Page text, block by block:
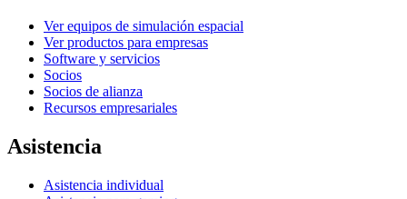
Ver equipos de simulación espacial
Ver productos para empresas
Software y servicios
Socios
Socios de alianza
Recursos empresariales
Asistencia
Asistencia individual